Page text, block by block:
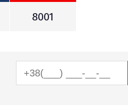
8001